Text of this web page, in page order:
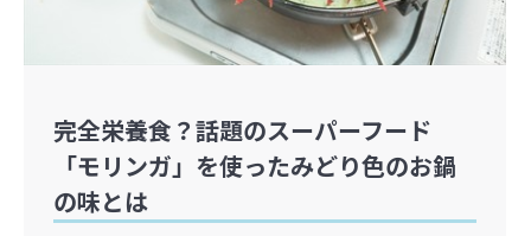
完全栄養食？話題のスーパーフード
「モリンガ」を使ったみどり色のお鍋
の味とは